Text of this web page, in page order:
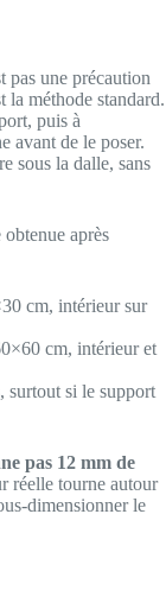
pas une précaution
la méthode standard.
puis à
avant de le poser.
sous la dalle, sans
après
cm, intérieur sur
cm, intérieur et
surtout si le support
pas 12 mm de
réelle tourne autour
dimensionner le